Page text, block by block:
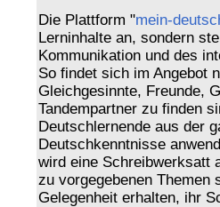
Die Plattform "mein-
Lerninhalte an, sondern
Kommunikation und des
So findet sich im Angebot
Gleichgesinnte, Freunde,
Tandempartner zu finden
Deutschlernende aus der
Deutschkenntnisse
wird eine Schreibwerksatt
zu vorgegebenen Themen
Gelegenheit erhalten, ihr